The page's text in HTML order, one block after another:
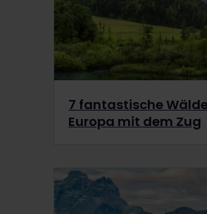
7 fantastische
Europa mit dem Zug